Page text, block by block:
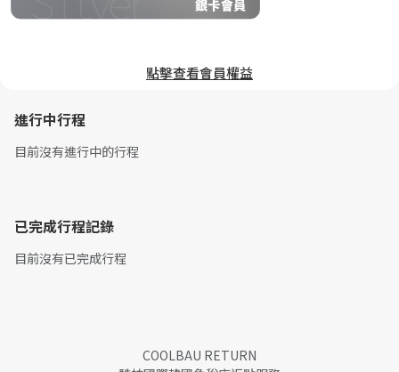
點擊查看會員權益
進行中行程
目前沒有進行中的行程
已完成行程記錄
目前沒有已完成行程
COOLBAU RETURN